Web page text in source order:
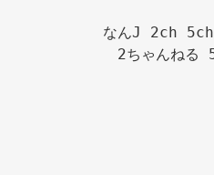
なんJ 2ch
2ちゃんねる